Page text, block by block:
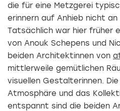
die für eine Metzgerei
erinnern auf Anhieb nicht
Tatsächlich war hier früher
von Anouk Schepens und
beiden Architektinnen von
mittlerweile gemütlichen
visuellen Gestalterinnen.
Atmosphäre und das
entspannt sind die beiden